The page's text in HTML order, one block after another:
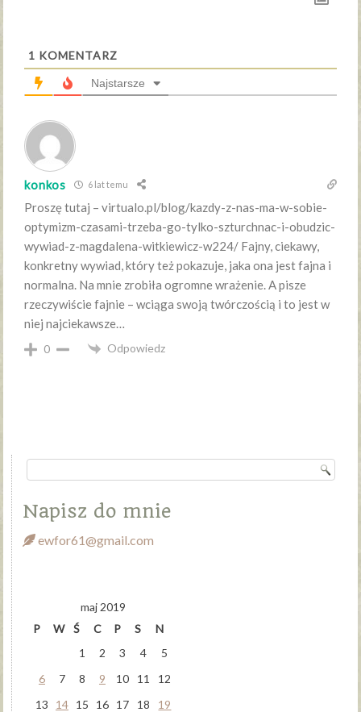
1 KOMENTARZ
Najstarsze
konkos 6 lat temu
Proszę tutaj – virtualo.pl/blog/kazdy-z-nas-ma-w-sobie-
optymizm-czasami-trzeba-go-tylko-szturchnac-i-obudzic-
wywiad-z-magdalena-witkiewicz-w224/ Fajny, ciekawy,
konkretny wywiad, który też pokazuje, jaka ona jest fajna i
normalna. Na mnie zrobiła ogromne wrażenie. A pisze
rzeczywiście fajnie – wciąga swoją twórczością i to jest w
niej najciekawsze…
0 Odpowiedz
Napisz do mnie
ewfor61@gmail.com
maj 2019
P
W Ś C P S
N
1
2 3 4
5
6
7 8 9 10 11
12
13
14 15 16 17 18
19